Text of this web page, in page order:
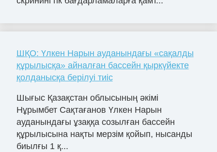
ШҚО: Үлкен Нарын ауданындағы «сақалды
құрылысқа» айналған бассейн қыркүйекте
қолданысқа берілуі тиіс
Шығыс Қазақстан облысының әкімі
Нұрымбет Сақтағанов Үлкен Нарын
ауданындағы ұзаққа созылған бассейн
құрылысына нақты мерзім қойып, нысанды
биылғы 1 қ...